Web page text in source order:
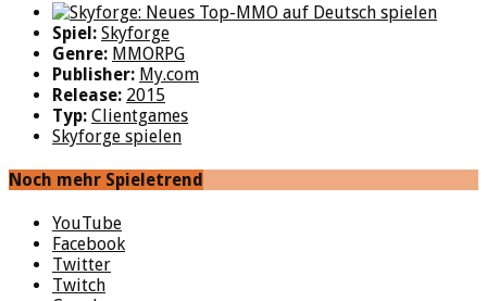
Spiel: Skyforge
Genre: MMORPG
Publisher: My.com
Release: 2015
Typ: Clientgames
Skyforge spielen
Noch mehr Spieletrend
YouTube
Facebook
Twitter
Twitch